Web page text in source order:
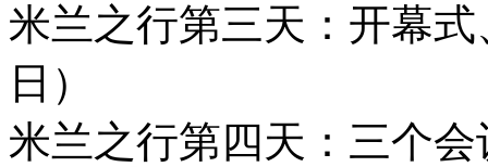
米兰之行第三天：开幕
日）
米兰之行第四天：三个